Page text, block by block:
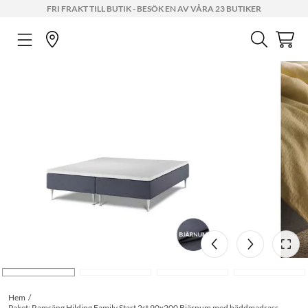
FRI FRAKT TILL BUTIK - BESÖK EN AV VÅRA 23 BUTIKER
Hem